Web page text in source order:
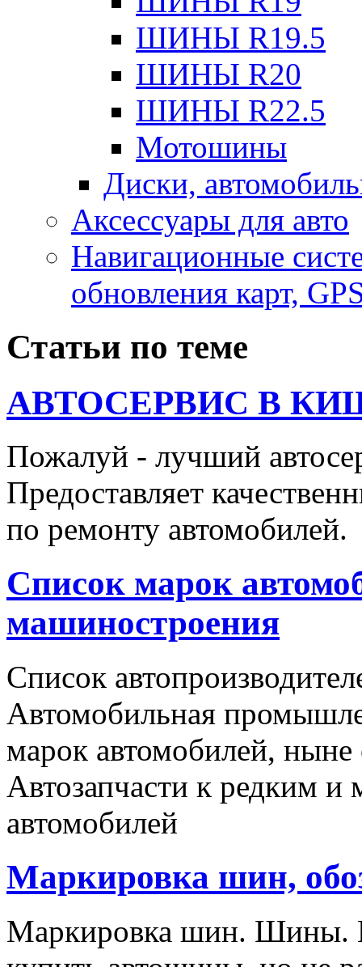
ШИНЫ R19.5
ШИНЫ R20
ШИНЫ R22.5
Мотошины
Диски,
Аксесcуары для авто
Навигационные
обновления карт,
Статьи по теме
АВТОСЕРВИС В
Пожалуй - лучший
Предоставляет
по ремонту автомобилей.
Список марок
машиностроения
Список
Автомобильная
марок автомобилей,
Автозапчасти к редким
автомобилей
Маркировка шин,
Маркировка шин. Шины.